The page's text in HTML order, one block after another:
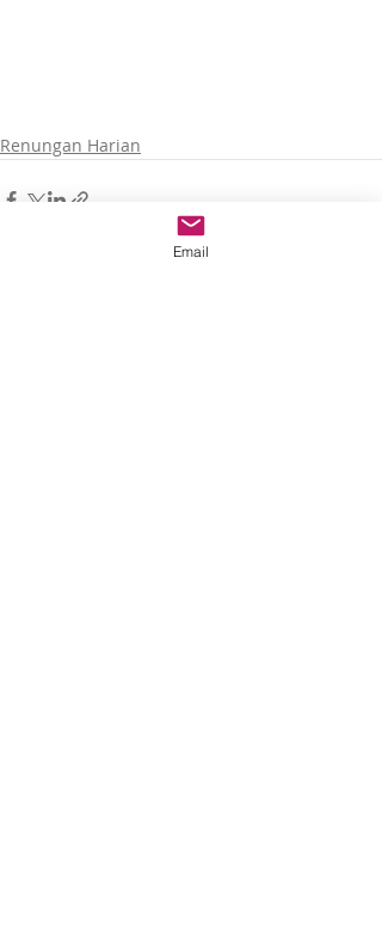
Renungan Harian
Email